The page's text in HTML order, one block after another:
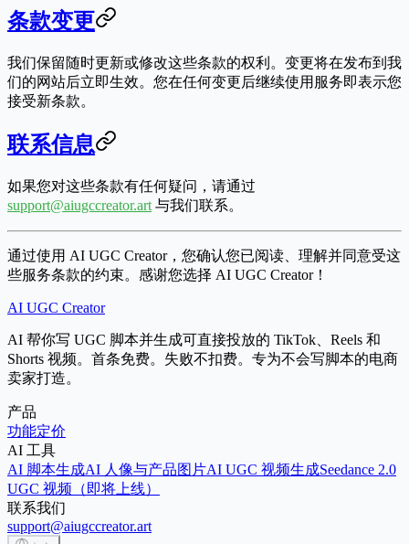
条款变更
我们保留随时更新或修改这些条款的权利。变更将在发布到我
们的网站后立即生效。您在任何变更后继续使用服务即表示您
接受新条款。
联系信息
如果您对这些条款有任何疑问，请通过
support@aiugccreator.art 与我们联系。
通过使用 AI UGC Creator，您确认您已阅读、理解并同意受这
些服务条款的约束。感谢您选择 AI UGC Creator！
AI UGC Creator
AI 帮你写 UGC 脚本并生成可直接投放的 TikTok、Reels 和
Shorts 视频。首条免费。失败不扣费。专为不会写脚本的电商
卖家打造。
产品
功能定价
AI 工具
AI 脚本生成AI 人像与产品图片AI UGC 视频生成Seedance 2.0
UGC 视频（即将上线）
联系我们
support@aiugccreator.art